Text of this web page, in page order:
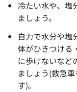
冷たい水や、塩
ましょう。
自力で水分や塩
体がひきつける
に歩けないなど
ましょう(救急
す)。